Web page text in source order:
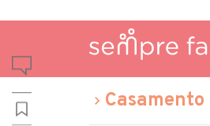
Casamento